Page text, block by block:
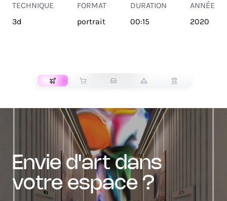
TECHNIQUE
3d
FORMAT
portrait
DURATION
00:15
ANNÉE
2020
envie d'art dans
votre espace ?